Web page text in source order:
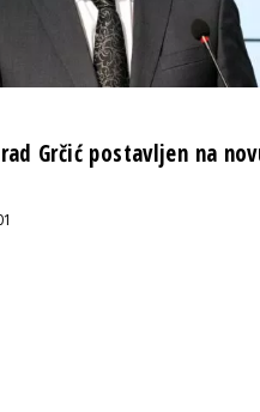
Grčić postavljen na